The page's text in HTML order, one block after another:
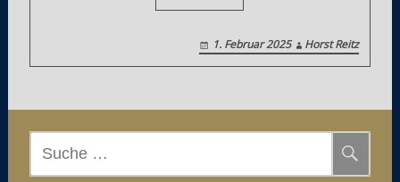
1. Februar 2025 Horst Reitz